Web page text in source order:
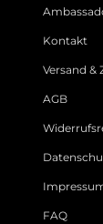
Kontakt
Versand &
AGB
FAQ